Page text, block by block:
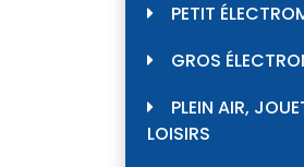
PETIT
GROS
PLEIN AIR,
LOISIRS